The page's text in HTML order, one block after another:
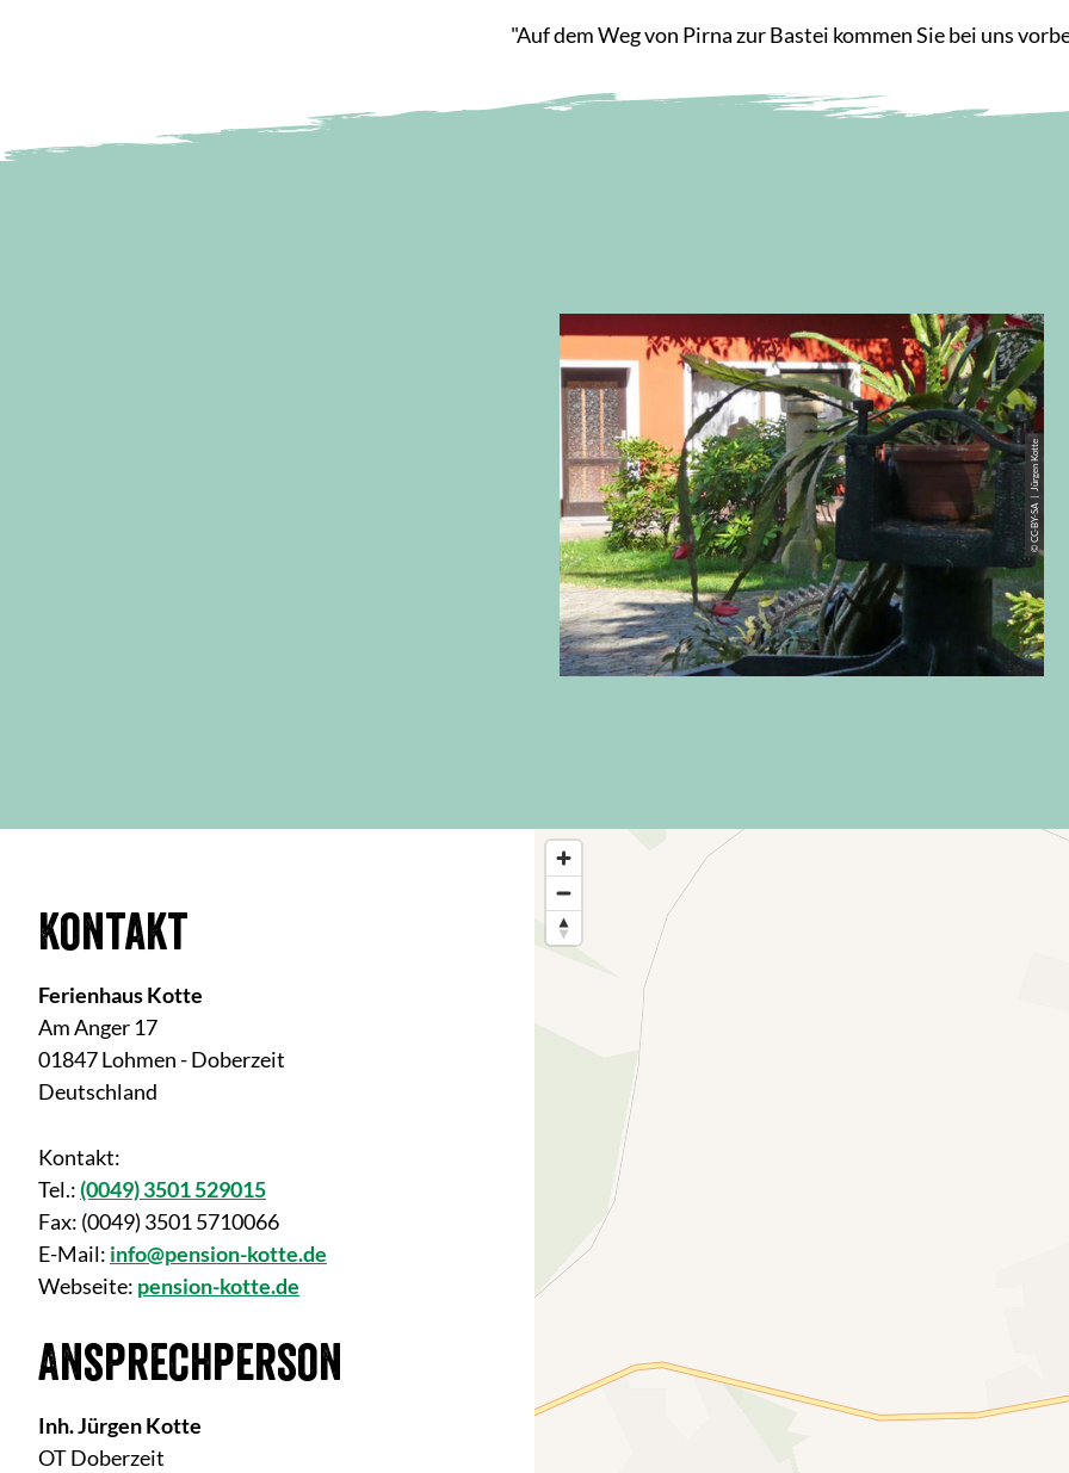
"Auf dem Weg von Pirna zur Bastei kommen Sie bei uns
© CC-BY-SA | Jürgen Kotte
Kontakt
Ferienhaus Kotte
Am Anger 17
01847 Lohmen - Doberzeit
Deutschland
Kontakt:
Tel.: (0049) 3501 529015
Fax: (0049) 3501 5710066
E-Mail: info@pension-kotte.de
Webseite: pension-kotte.de
Ansprechperson
Inh. Jürgen Kotte
OT Doberzeit